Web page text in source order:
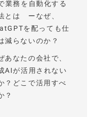
業務を自動化する
とは ーなぜ、
を配っても仕
減らないのか？
あなたの会社で、
AIが活用されない
？どこで活用すべ
？